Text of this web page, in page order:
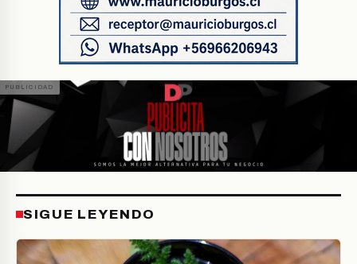
SIGUE LEYENDO